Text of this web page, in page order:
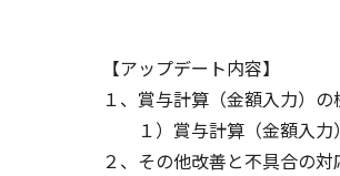
【アップデート内容】
１、賞与計算（金額入力）の
１）賞与計算（金額入力
２、その他改善と不具合の対